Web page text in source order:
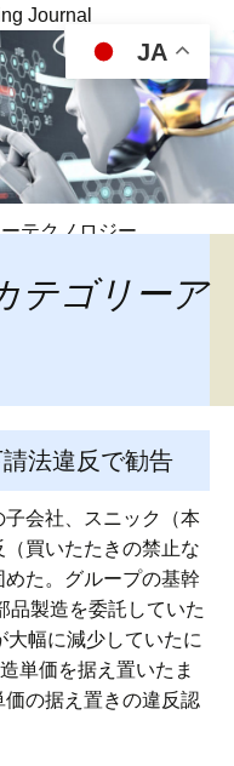
Journal
テクノロジー
テゴリーア
法違反で勧告
会社、スニック（本
買いたたきの禁止な
た。グループの基幹
品製造を委託していた
幅に減少していたに
単価を据え置いたま
の据え置きの違反認
JA